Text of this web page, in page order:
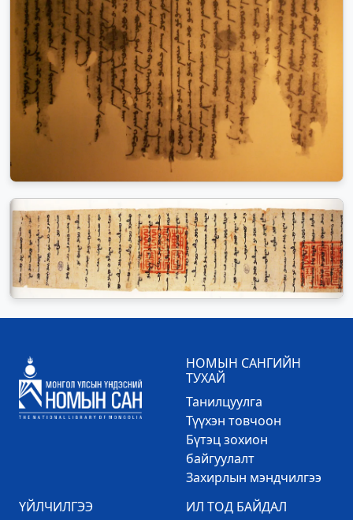
НОМЫН САНГИЙН
ТУХАЙ
Танилцуулга
Түүхэн товчоон
Бүтэц зохион
байгуулалт
Захирлын мэндчилгээ
ҮЙЛЧИЛГЭЭ
ИЛ ТОД БАЙДАЛ